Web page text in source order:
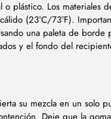
plástico. Los materiales
(23°C/73°F).
una paleta de borde
y el fondo del
su mezcla en un solo